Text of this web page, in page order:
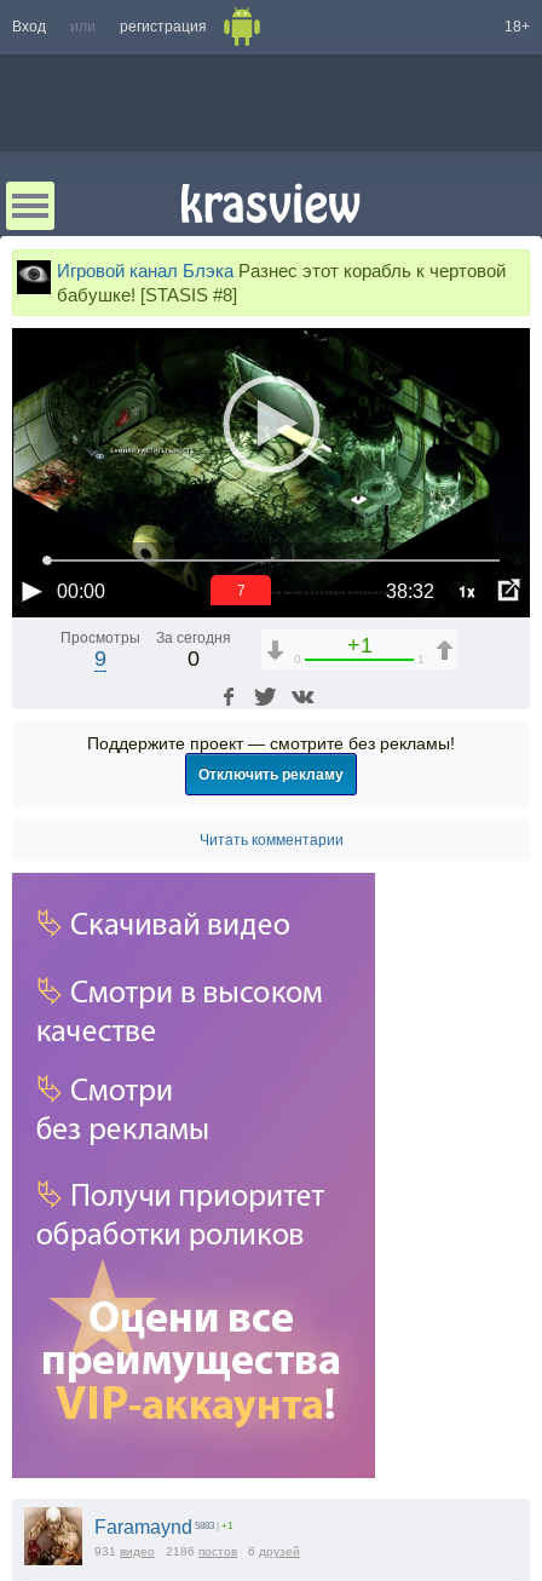
Вход или регистрация 18+
Игровой канал Блэка Разнес этот корабль к чертовой
бабушке! [STASIS #8]
00:00 38:32 1x
6
Просмотры
9
За сегодня
0
+1
0 1
Поддержите проект — смотрите без рекламы!
Отключить рекламу
Читать комментарии
Faramaynd 5883 +1
931 видео 2186 постов 6 друзей